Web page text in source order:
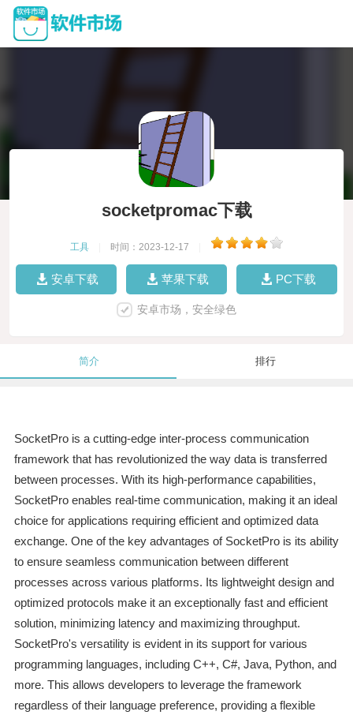
socketpromac下载
工具 时间：2023-12-17
安卓下载 苹果下载 PC下载
安卓市场，安全绿色
简介 排行
SocketPro is a cutting-edge inter-process communication
framework that has revolutionized the way data is transferred
between processes. With its high-performance capabilities,
SocketPro enables real-time communication, making it an ideal
choice for applications requiring efficient and optimized data
exchange. One of the key advantages of SocketPro is its ability
to ensure seamless communication between different
processes across various platforms. Its lightweight design and
optimized protocols make it an exceptionally fast and efficient
solution, minimizing latency and maximizing throughput.
SocketPro's versatility is evident in its support for various
programming languages, including C++, C#, Java, Python, and
more. This allows developers to leverage the framework
regardless of their language preference, providing a flexible